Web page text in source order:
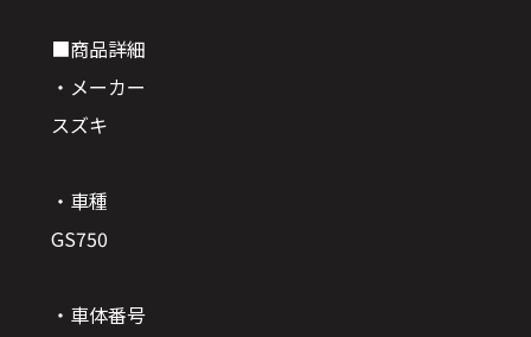
■商品詳細
・メーカー
スズキ
・車種
GS750
・車体番号